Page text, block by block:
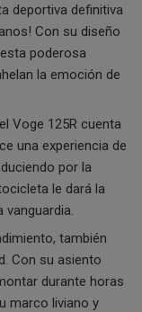
deportiva definitiva
Con su diseño
poderosa
la emoción de
Voge 125R cuenta
una experiencia de
por la
le dará la
también
Con su asiento
durante horas
marco liviano y